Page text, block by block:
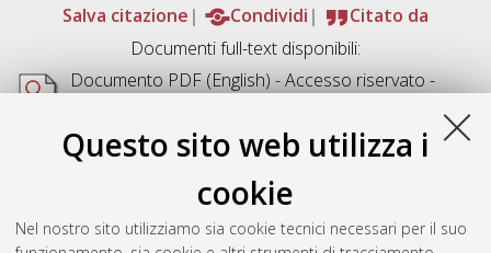
Questo sito web utilizza i
cookie
Nel nostro sito utilizziamo sia cookie tecnici necessari per il suo
Salva citazione
Condividi
Citato da
Documenti full-text disponibili:
Documento PDF(English) - Accesso riservato -
Acrobat Reader
Download (3MB)
Abstract